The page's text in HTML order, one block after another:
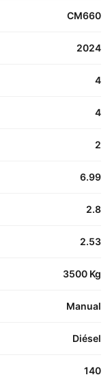
CM660
2024
4
4
2
6.99
2.8
2.53
3500 Kg
Manual
Diésel
140